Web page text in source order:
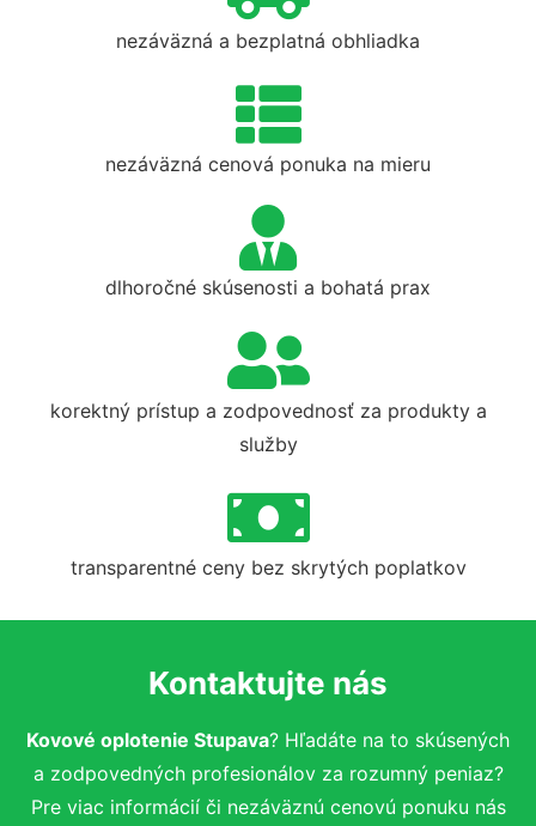
nezáväzná a bezplatná obhliadka
nezáväzná cenová ponuka na mieru
dlhoročné skúsenosti a bohatá prax
korektný prístup a zodpovednosť za produkty a
služby
transparentné ceny bez skrytých poplatkov
Kontaktujte nás
Kovové oplotenie Stupava? Hľadáte na to skúsených
a zodpovedných profesionálov za rozumný peniaz?
Pre viac informácií či nezáväznú cenovú ponuku nás